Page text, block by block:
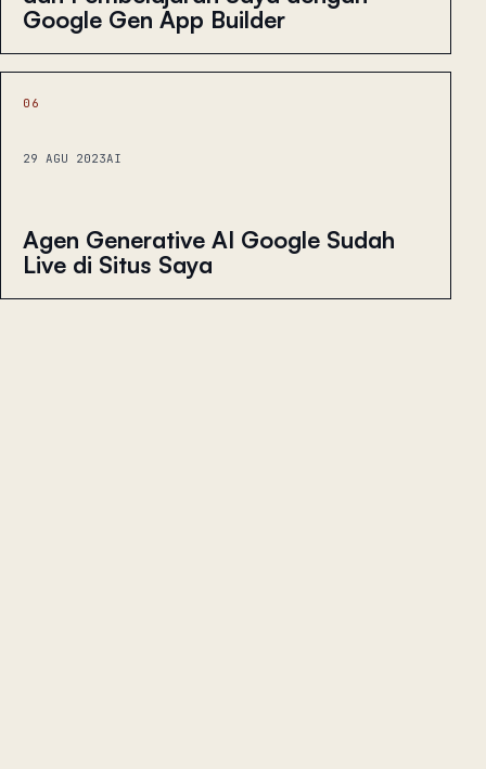
Google Gen App Builder
06
29 AGU 2023AI
Agen Generative AI Google Sudah
Live di Situs Saya